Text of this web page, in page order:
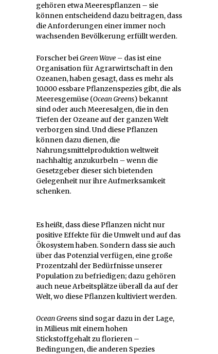
gehören etwa Meerespflanzen – sie
können entscheidend dazu beitragen, dass
die Anforderungen einer immer noch
wachsenden Bevölkerung erfüllt werden.
Forscher beiGreen Wave – das ist eine
Organisation für Agrarwirtschaft in den
Ozeanen, haben gesagt, dass es mehr als
10.000 essbare Pflanzenspezies gibt, die als
Meeresgemüse (Ocean Greens) bekannt
sind oder auch Meeresalgen, die in den
Tiefen der Ozeane auf der ganzen Welt
verborgen sind. Und diese Pflanzen
können dazu dienen, die
Nahrungsmittelproduktion weltweit
nachhaltig anzukurbeln – wenn die
Gesetzgeber dieser sich bietenden
Gelegenheit nur ihre Aufmerksamkeit
schenken.
Es heißt, dass diese Pflanzen nicht nur
positive Effekte für die Umwelt und auf das
Ökosystem haben. Sondern dass sie auch
über das Potenzial verfügen, eine große
Prozentzahl der Bedürfnisse unserer
Population zu befriedigen; dazu gehören
auch neue Arbeitsplätze überall da auf der
Welt, wo diese Pflanzen kultiviert werden.
Ocean Greens sind sogar dazu in der Lage,
in Milieus mit einem hohen
Stickstoffgehalt zu florieren –
Bedingungen, die anderen Spezies